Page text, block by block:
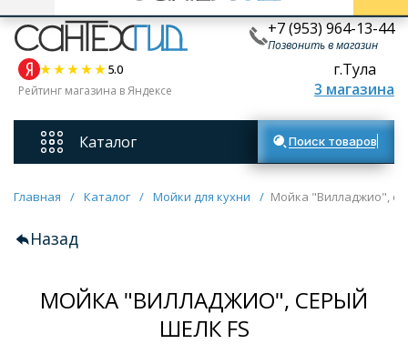
+7 (953) 964-13-44
Позвонить в магазин
5.0
Рейтинг магазина в Яндексе
г.Тула
3 магазина
Каталог
Смесители
Унитазы
Мебель для ванных комнат
Поиск товаров
Главная / Каталог / Мойки для кухни / Мойка "Вилладжио",
Назад
МОЙКА "ВИЛЛАДЖИО", СЕРЫЙ
ШЕЛК FS